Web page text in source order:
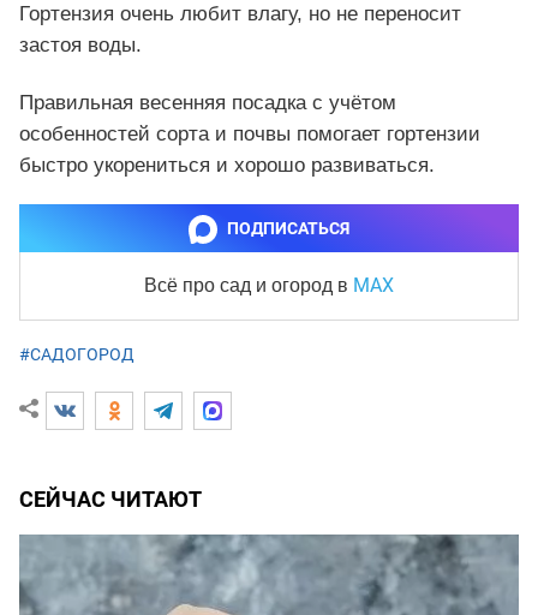
Гортензия очень любит влагу, но не переносит
застоя воды.
Правильная весенняя посадка с учётом
особенностей сорта и почвы помогает гортензии
быстро укорениться и хорошо развиваться.
ПОДПИСАТЬСЯ
Всё про сад и огород в MAX
#САДОГОРОД
СЕЙЧАС ЧИТАЮТ